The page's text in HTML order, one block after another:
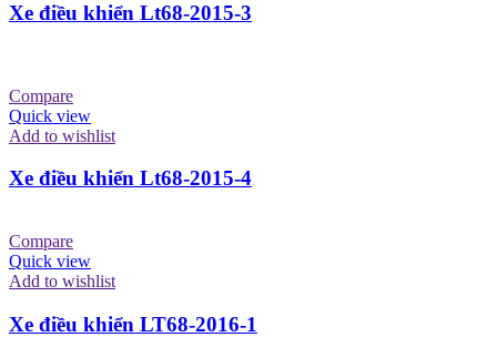
Xe điều khiển Lt68-2015-3
Compare
Quick view
Add to wishlist
Xe điều khiển Lt68-2015-4
Compare
Quick view
Add to wishlist
Xe điều khiển LT68-2016-1